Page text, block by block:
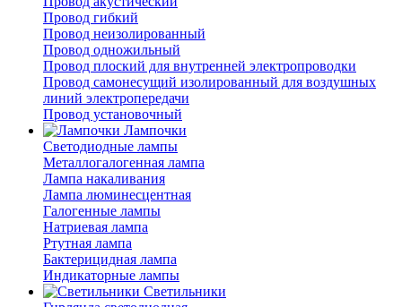
Провод гибкий
Провод неизолированный
Провод одножильный
Провод плоский для внутренней электропроводки
Провод самонесущий изолированный для воздушных
линий электропередачи
Провод установочный
Лампочки
Светодиодные лампы
Металлогалогенная лампа
Лампа накаливания
Лампа люминесцентная
Галогенные лампы
Натриевая лампа
Ртутная лампа
Бактерицидная лампа
Индикаторные лампы
Светильники